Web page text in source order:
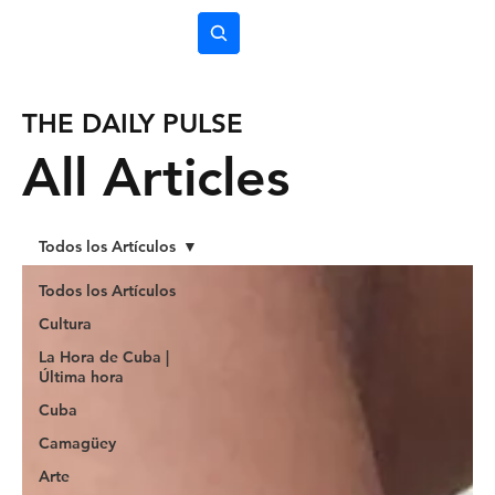
All Articles
THE DAILY PULSE
Todos los Artículos
Cultura
La Hora de Cuba |
Última hora
Cuba
Camagüey
Arte
Todos los Artículos